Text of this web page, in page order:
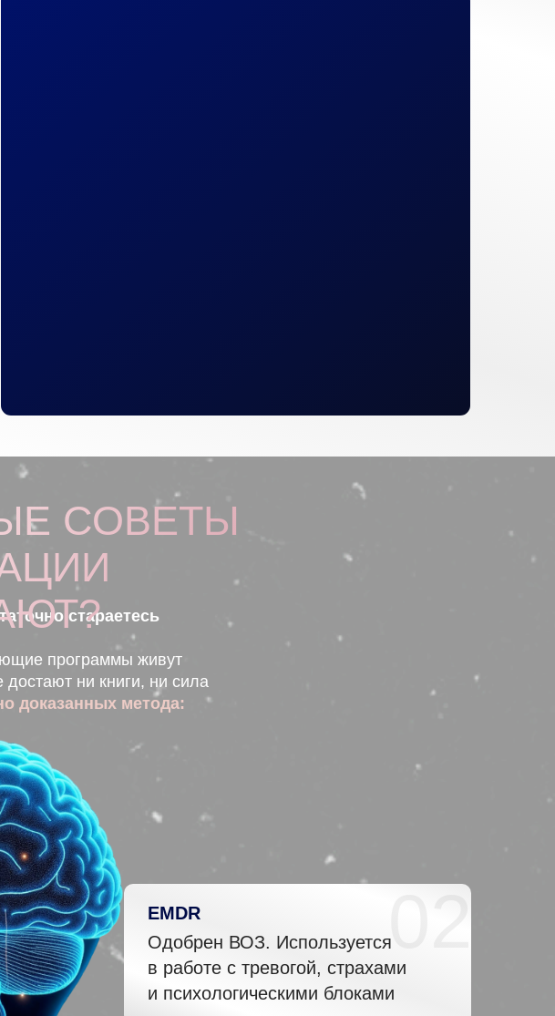
02
EMDR
Одобрен ВОЗ. Используется
в работе с тревогой, страхами
и психологическими блоками
стараетесь
программы живут
достают ни книги, ни сила
доказанных метода:
СОВЕТЫ